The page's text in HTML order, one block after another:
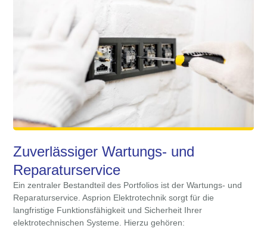
Zuverlässiger Wartungs- und
Reparaturservice
Ein zentraler Bestandteil des Portfolios ist der Wartungs- und
Reparaturservice. Asprion Elektrotechnik sorgt für die
langfristige Funktionsfähigkeit und Sicherheit Ihrer
elektrotechnischen Systeme. Hierzu gehören: